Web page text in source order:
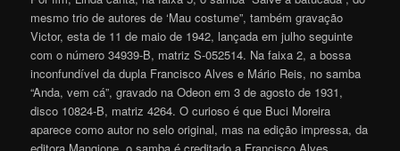
mesmo trio de autores de ‘Mau costume”, também gravação
Victor, esta de 11 de maio de 1942, lançada em julho seguinte
com o número 34939-B, matriz S-052514. Na faixa 2, a bossa
inconfundível da dupla Francisco Alves e Mário Reis, no samba
“Anda, vem cá”, gravado na Odeon em 3 de agosto de 1931,
disco 10824-B, matriz 4264. O curioso é que Buci Moreira
aparece como autor no selo original, mas na edição impressa, da